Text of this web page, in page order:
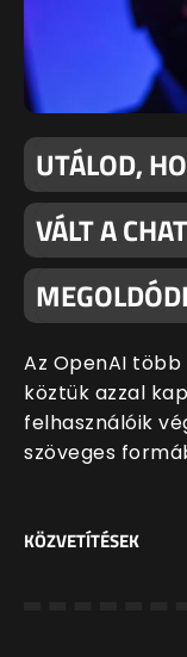
UTÁLOD,
VÁLT A
Az OpenAI
köztük azzal
felhasználóik
szöveges
KÖZVETÍTÉSEK